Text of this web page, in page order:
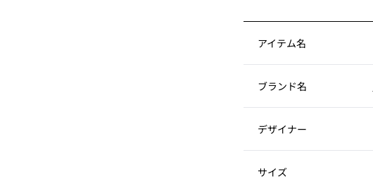
アイテム名
ブランド名
デザイナー
サイズ